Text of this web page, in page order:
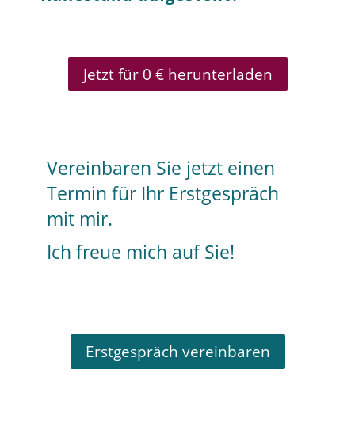
Jetzt für 0 € herunterladen
Vereinbaren Sie jetzt einen
Termin für Ihr Erstgespräch
mit mir.
Ich freue mich auf Sie!
Erstgespräch vereinbaren